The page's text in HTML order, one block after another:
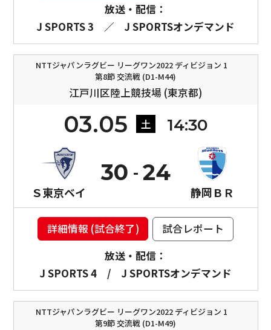
放送・配信：
J SPORTS 3
／ J SPORTSオンデマンド
NTTジャパンラグビー リーグワン2022 ディビジョン 1
第8節 交流戦 (D1-M44)
江戸川区陸上競技場 (東京都)
03.05 土 14:30
Ｓ東京ベイ
30
静岡ＢＲ
24
詳細情報 (試合終了)
試合レポート
放送・配信：
J SPORTS 4
/ J SPORTSオンデマンド
NTTジャパンラグビー リーグワン2022 ディビジョン 1
第9節 交流戦 (D1-M49)